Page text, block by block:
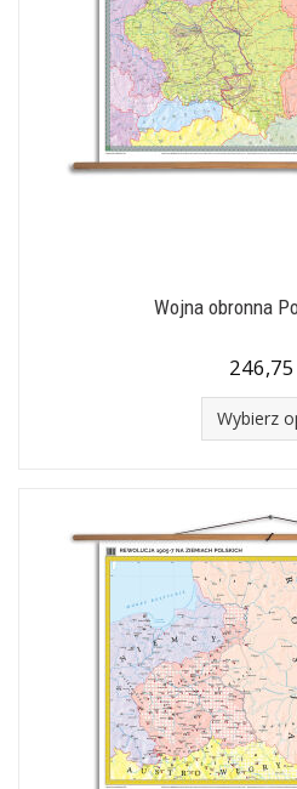
Wojna obronna
246,75
Wybierz